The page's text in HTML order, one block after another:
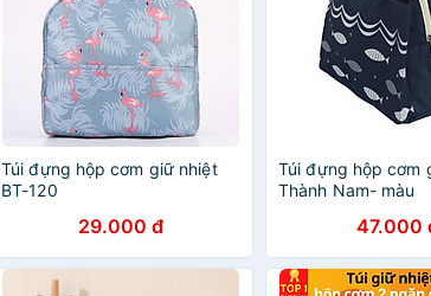
Túi đựng hộp cơm giữ nhiệt
BT-120
29.000 đ
Túi đựng hộp cơm
Thành Nam- màu
47.000